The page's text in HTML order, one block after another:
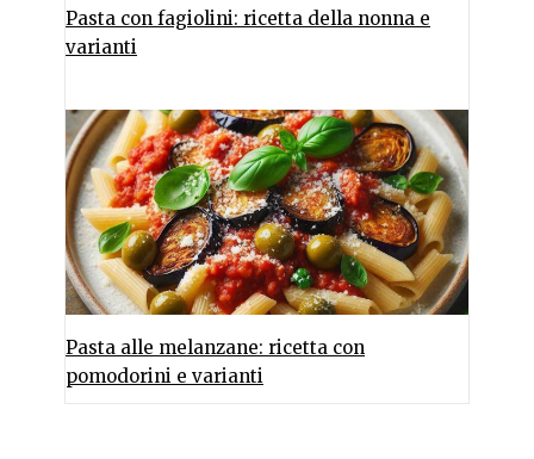
Pasta con fagiolini: ricetta della nonna e
varianti
Pasta alle melanzane: ricetta con
pomodorini e varianti